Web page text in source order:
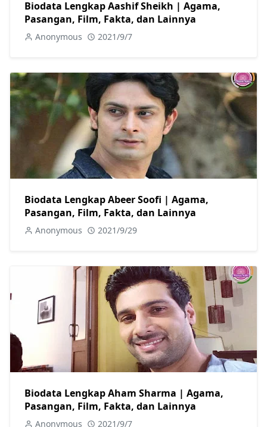
Biodata Lengkap Aashif Sheikh | Agama,
Pasangan, Film, Fakta, dan Lainnya
Anonymous 2021/9/7
Biodata Lengkap Abeer Soofi | Agama,
Pasangan, Film, Fakta, dan Lainnya
Anonymous 2021/9/29
Biodata Lengkap Aham Sharma | Agama,
Pasangan, Film, Fakta, dan Lainnya
Anonymous 2021/9/7